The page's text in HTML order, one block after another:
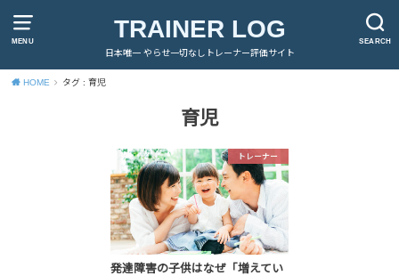
MENU SEARCH
TRAINER LOG
日本唯一 やらせ一切なしトレーナー評価サイト
HOME タグ : 育児
育児
トレーナー
発達障害の子供はなぜ「増えてい